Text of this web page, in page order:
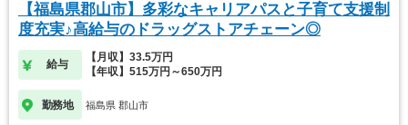
【福島県郡山市】多彩なキャリアパスと子育て支援制
度充実♪高給与のドラッグストアチェーン◎
給与
【月収】33.5万円
【年収】515万円～650万円
勤務地 福島県 郡山市